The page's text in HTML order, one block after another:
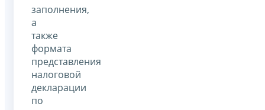
заполнения,
а
также
формата
представления
налоговой
декларации
по